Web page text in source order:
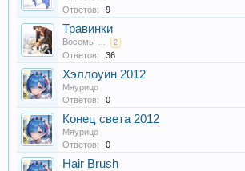
Ответов:
9
Травинки
Восемь ... 2
Ответов: 36
Хэллоуин 2012
Мяурицо
Ответов:
0
Конец света 2012
Мяурицо
Ответов:
0
Hair Brush